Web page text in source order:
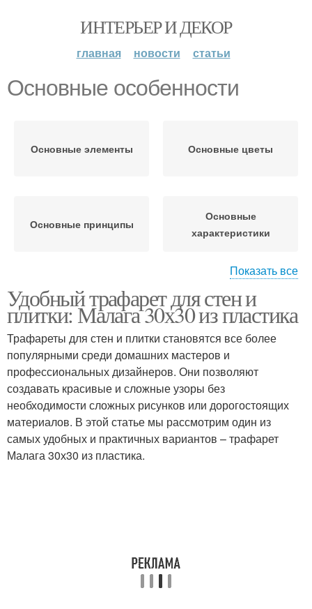
ИНТЕРЬЕР И ДЕКОР
главная новости статьи
Основные особенности
Основные элементы Основные цветы
Основные принципы
Основные
характеристики
Архитектурные
особенности
Показать все
Удобный трафарет для стен и
плитки: Малага 30х30 из пластика
Трафареты для стен и плитки становятся все более
популярными среди домашних мастеров и
профессиональных дизайнеров. Они позволяют
создавать красивые и сложные узоры без
необходимости сложных рисунков или дорогостоящих
материалов. В этой статье мы рассмотрим один из
самых удобных и практичных вариантов – трафарет
Малага 30х30 из пластика.